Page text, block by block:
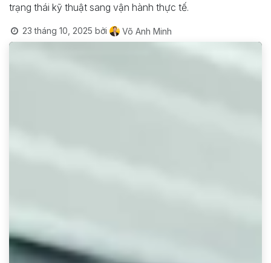
trạng thái kỹ thuật sang vận hành thực tế.
23 tháng 10, 2025 bởi Võ Anh Minh